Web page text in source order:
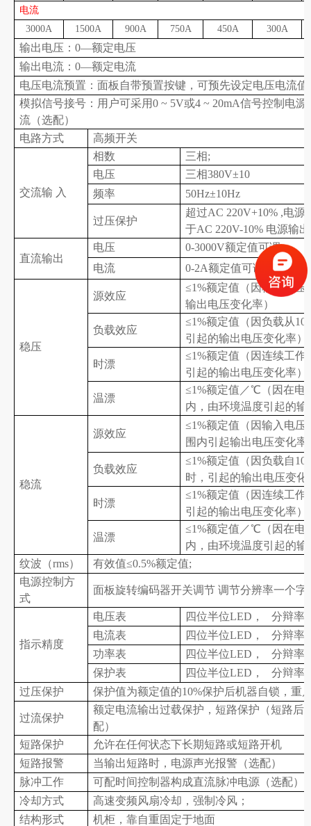
电流
3000A
1500A 900A 750A 450A 300A
输出电压：0—额定电压
输出电流：0—额定电流
电压电流预置：面板自带预置按键，可预先设定电压电流值
模拟信号接号：用户可采用0 ~ 5V或4 ~ 20mA信号控制电
流（选配）
电路方式
高频开关
交流输 入
相数 三相;
电压
三相380V±10
频率
50Hz±10Hz
过压保护
超过AC 220V+10% ,电源
于AC 220V-10% 电源输
直流输出
电压
0-3000V额定值可调
电流
0-2A额定值可调,具备限
稳压
源效应
≤1%额定值（因输入电压
输出电压变化率）
负载效应
≤1%额定值（因负载从
引起的输出电压变化率）
时漂
≤1%额定值（因连续工作
引起的输出电压变化率）
温漂
≤1%额定值／℃（因在电
内，由环境温度引起的
稳流
源效应
≤1%额定值（因输入电压
围内引起输出电压变化率
负载效应
≤1%额定值（因负载自
时，引起的输出电压变化
时漂
≤1%额定值（因连续工作
引起的输出电压变化率）
温漂
≤1%额定值／℃（因在电
内，由环境温度引起的
纹波（rms）
有效值≤0.5%额定值;
电源控制方
式
面板旋转编码器开关调节 调节分辨率一个字
指示精度
电压表
四位半位LED， 分辩率
电流表
四位半位LED， 分辩率
功率表
四位半位LED， 分辩率
保护表
四位半位LED， 分辩率
过压保护
保护值为额定值的10%保护后机器自锁，重
过流保护
额定电流输出过载保护，短路保护（短路后
配）
短路保护
允许在任何状态下长期短路或短路开机
短路报警
当输出短路时，电源声光报警（选配）
脉冲工作
可配时间控制器构成直流脉冲电源（选配）
冷却方式
高速变频风扇冷却，强制冷风；
结构形式
机柜，靠自重固定于地面